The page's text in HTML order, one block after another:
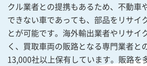
クル業者との提携もあるため、不動車
できない車であっても、部品をリサイ
とが可能です。海外輸出業者やリサイ
く、買取車両の販路となる専門業者と
13,000社以上保有しています。販路を